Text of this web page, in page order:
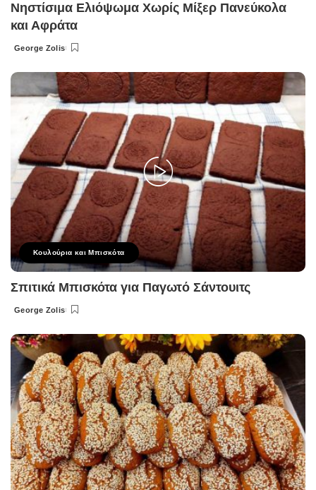
Νηστίσιμα Ελιόψωμα Χωρίς Μίξερ Πανεύκολα
και Αφράτα
Posted
George Zolis
Κουλούρια και Μπισκότα
Σπιτικά Μπισκότα για Παγωτό Σάντουιτς
Posted
George Zolis